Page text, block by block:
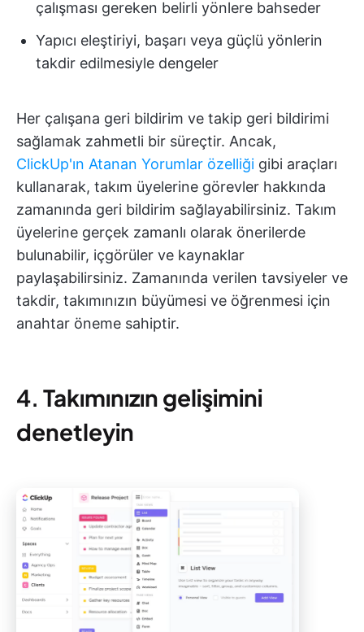
çalışması gereken belirli yönlere bahseder
Yapıcı eleştiriyi, başarı veya güçlü yönlerin
takdir edilmesiyle dengeler
Her çalışana geri bildirim ve takip geri bildirimi
sağlamak zahmetli bir süreçtir. Ancak,
ClickUp'ın Atanan Yorumlar özelliği gibi araçları
kullanarak, takım üyelerine görevler hakkında
zamanında geri bildirim sağlayabilirsiniz. Takım
üyelerine gerçek zamanlı olarak önerilerde
bulunabilir, içgörüler ve kaynaklar
paylaşabilirsiniz. Zamanında verilen tavsiyeler ve
takdir, takımınızın büyümesi ve öğrenmesi için
anahtar öneme sahiptir.
4. Takımınızın gelişimini
denetleyin